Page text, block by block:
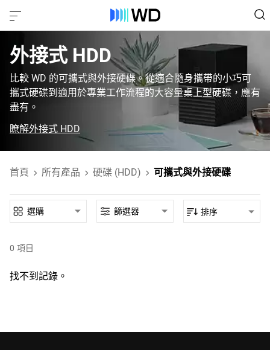
外接式 HDD‎
比較 WD 的可攜式與外接硬碟。從適合隨身攜帶的小巧可
攜式硬碟到適用於專業工作流程的大容量桌上型硬碟，應有
盡有。
瞭解外接式 HDD
首頁 所有產品 硬碟 (HDD) 可攜式與外接硬碟
0 項目
選購 篩選器 排序
找不到記錄。